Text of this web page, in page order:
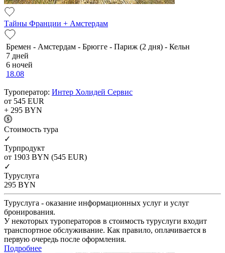
Тайны Франции + Амстердам
Бремен - Амстердам - Брюгге - Париж (2 дня) - Кельн
7 дней
6 ночей
18.08
Туроператор: Интер Холидей Сервис
от 545 EUR
+ 295 BYN
Cтоимость тура
✓
Турпродукт
от 1903 BYN (545 EUR)
✓
Туруслуга
295 BYN
Туруслуга - оказание информационных услуг и услуг
бронирования.
У некоторых туроператоров в стоимость туруслуги входит
транспортное обслуживание. Как правило, оплачивается в
первую очередь после оформления.
Подробнее